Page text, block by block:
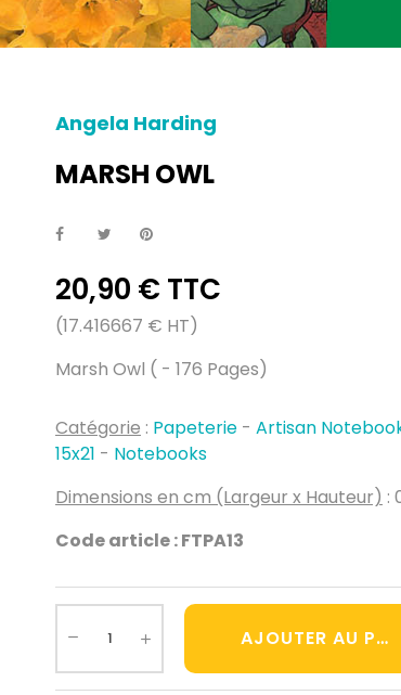
Angela Harding
MARSH OWL
20,90 € TTC
(17.416667 € HT)
Marsh Owl ( - 176 Pages)
Catégorie : Papeterie - Artisan
15x21 - Notebooks
Dimensions en cm (Largeur x Hauteur) :
Code article : FTPA13
AJOUTER AU